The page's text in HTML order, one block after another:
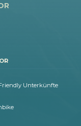
Unterkünfte